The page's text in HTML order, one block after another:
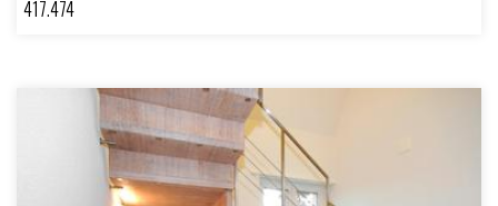
417.474